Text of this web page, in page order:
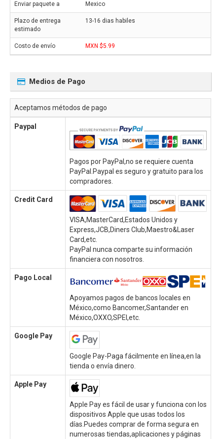
Mexico
13-16 dias habiles
MXN $5.99
Medios de Pago
Aceptamos métodos de pago
Paypal
Pagos por PayPal,no se requiere cuenta
PayPal.Paypal es seguro y gratuito para los
compradores.
Credit Card
VISA,MasterCard,Estados Unidos y
Express,JCB,Diners Club,Maestro&Laser
Card,etc.
PayPal nunca comparte su información
financiera con nosotros.
Pago Local
Apoyamos pagos de bancos locales en
México,como Bancomer,Santander en
México,OXXO,SPEI,etc.
Google Pay
Google Pay-Paga fácilmente en línea,en la
tienda o envía dinero.
Apple Pay
Apple Pay es fácil de usar y funciona con los
dispositivos Apple que usas todos los
días.Puedes comprar de forma segura en
numerosas tiendas,aplicaciones y páginas